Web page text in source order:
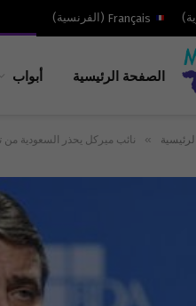
)
Français
( الفرنسية)
الصفحة الرئيسية أبواب
الرئيسية » نائب ميركل يحذر السعودية